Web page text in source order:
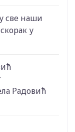
све наши
у
Радовић